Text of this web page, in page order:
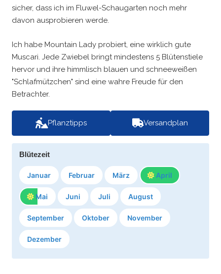
sicher, dass ich im Fluwel-Schaugarten noch mehr
davon ausprobieren werde.
Ich habe Mountain Lady probiert, eine wirklich gute
Muscari. Jede Zwiebel bringt mindestens 5 Blütenstiele
hervor und ihre himmlisch blauen und schneeweißen
"Schlafmützchen" sind eine wahre Freude für den
Betrachter.
Pflanztipps Versandplan
Blütezeit
Januar Februar März April
Mai Juni Juli August
September Oktober November
Dezember